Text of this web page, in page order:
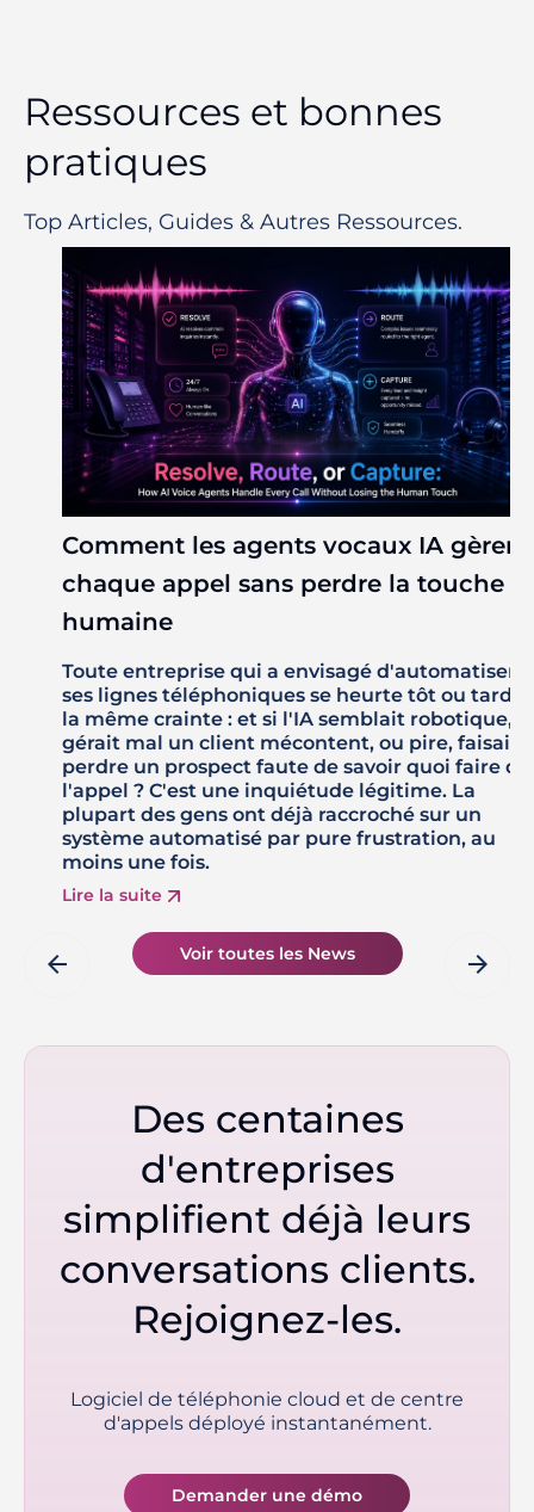
Ressources et bonnes
pratiques
Top Articles, Guides & Autres Ressources.
Comment les agents vocaux IA gèrent
chaque appel sans perdre la touche
humaine
Toute entreprise qui a envisagé d'automatiser
ses lignes téléphoniques se heurte tôt ou tard à
la même crainte : et si l'IA semblait robotique,
gérait mal un client mécontent, ou pire, faisait
perdre un prospect faute de savoir quoi faire de
l'appel ? C'est une inquiétude légitime. La
plupart des gens ont déjà raccroché sur un
système automatisé par pure frustration, au
moins une fois.
Lire la suite
arrow_back Voir toutes les News arrow_forward
Des centaines
d'entreprises
simplifient déjà leurs
conversations clients.
Rejoignez-les.
Logiciel de téléphonie cloud et de centre
d'appels déployé instantanément.
Demander une démo